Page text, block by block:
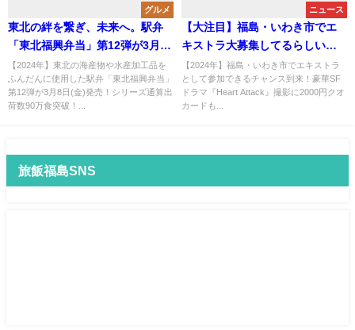
グルメ
東北の絆を繋ぎ、未来へ。駅弁
「東北福興弁当」第12弾が3月8
日(金)発売！
【2024年】東北の海産物や水産加工品を
ふんだんに使用した駅弁「東北福興弁当」
第12弾が3月8日(金)発売！シリーズ通算出
荷数90万食突破！...
ニュース
【大注目】福島・いわき市でエ
キストラ大募集してるらしい！
フジテレビ系SF連続ドラマ
【Heart Attack】の撮影らし
い！！
【2024年】福島・いわき市でエキストラ
として参加できるチャンス到来！豪華SF
ドラマ『Heart Attack』撮影に2000円クオ
カードも...
旅飯福島SNS